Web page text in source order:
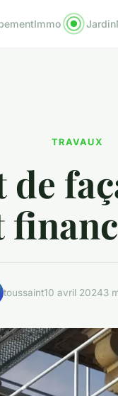
Immo Jardin
TRAVAUX
de
toussaint10 avril 20243